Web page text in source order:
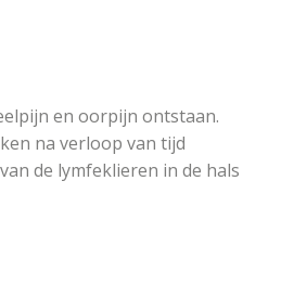
en oorpijn ontstaan.
na verloop van tijd
de lymfeklieren in de hals